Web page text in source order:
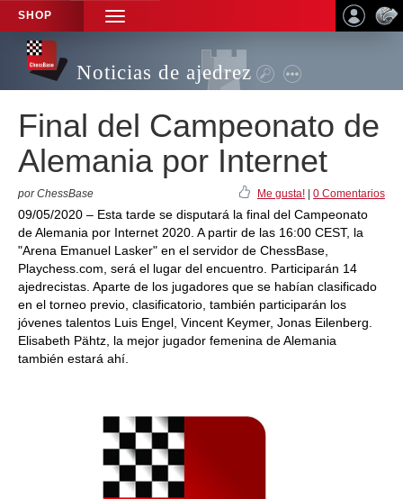
SHOP
TOGGLE
NAVIGATION
Noticias de ajedrez
Final del Campeonato de
Alemania por Internet
por ChessBase Me gusta! 0 Comentarios
09/05/2020 – Esta tarde se disputará la final del Campeonato
de Alemania por Internet 2020. A partir de las 16:00 CEST, la
"Arena Emanuel Lasker" en el servidor de ChessBase,
Playchess.com, será el lugar del encuentro. Participarán 14
ajedrecistas. Aparte de los jugadores que se habían clasificado
en el torneo previo, clasificatorio, también participarán los
jóvenes talentos Luis Engel, Vincent Keymer, Jonas Eilenberg.
Elisabeth Pähtz, la mejor jugador femenina de Alemania
también estará ahí.